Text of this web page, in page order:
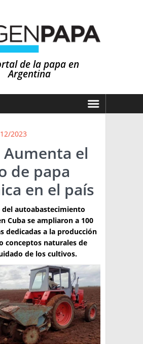
de la papa en
Argentina
Y NORMATIVAS
2023
Aumenta el
de papa
en el país
autoabastecimiento
Cuba se ampliaron a 100
dedicadas a la producción
conceptos naturales de
de los cultivos.